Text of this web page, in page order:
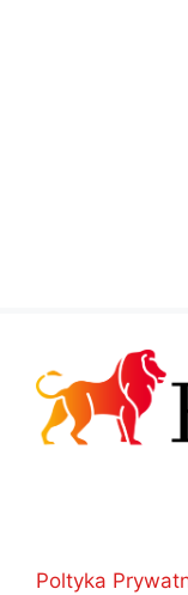
Poltyka